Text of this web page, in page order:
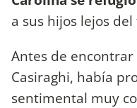
a sus hijos lejos
Antes de
Casiraghi, había
sentimental muy